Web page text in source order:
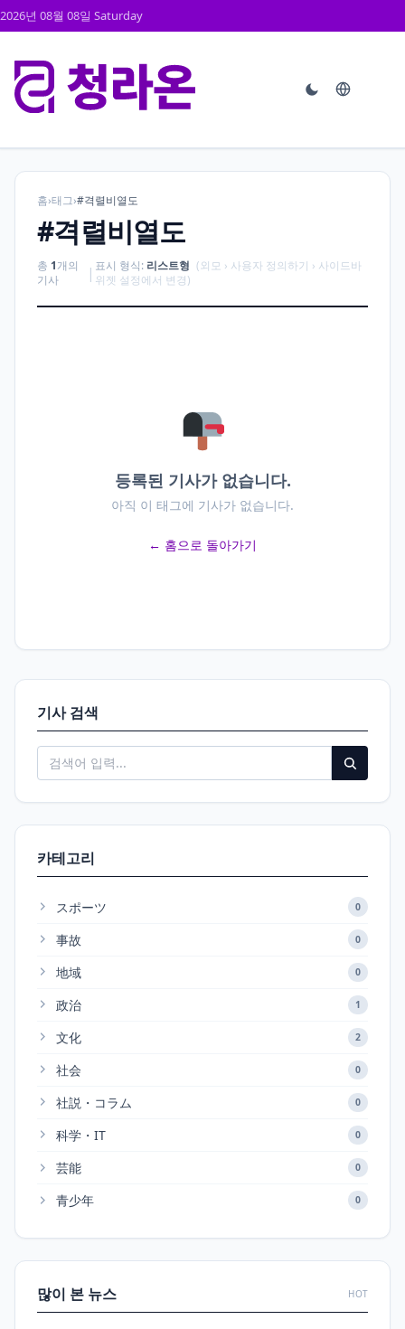
2026년 08월 08일 Saturday
홈›태그›#격렬비열도
#격렬비열도
총 1개의
기사
| 표시 형식: 리스트형 (외모 › 사용자 정의하기 › 사이드바
위젯 설정에서 변경)
등록된 기사가 없습니다.
아직 이 태그에 기사가 없습니다.
← 홈으로 돌아가기
기사 검색
카테고리
スポーツ 0
事故 0
地域 0
政治 1
文化 2
社会 0
社説・コラム 0
科学・IT 0
芸能 0
青少年 0
많이 본 뉴스 HOT